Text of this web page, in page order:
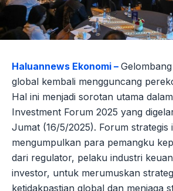
Haluannews Ekonomi –
global kembali mengguncang
Hal ini menjadi sorotan utama
Investment Forum 2025 yang
Jumat (16/5/2025). Forum strategis
mengumpulkan para pemangku
dari regulator, pelaku industri
investor, untuk merumuskan
ketidakpastian global dan menjaga